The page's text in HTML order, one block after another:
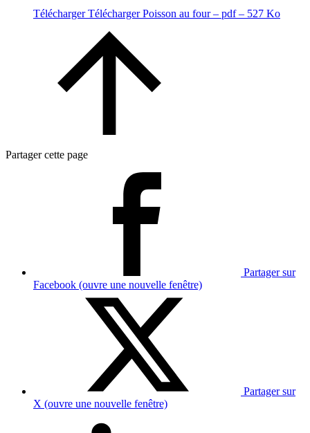
TéléchargerTélécharger Poisson au four – pdf – 527 Ko
Partager cette page
Partager sur
Facebook (ouvre une nouvelle fenêtre)
Partager sur
X (ouvre une nouvelle fenêtre)